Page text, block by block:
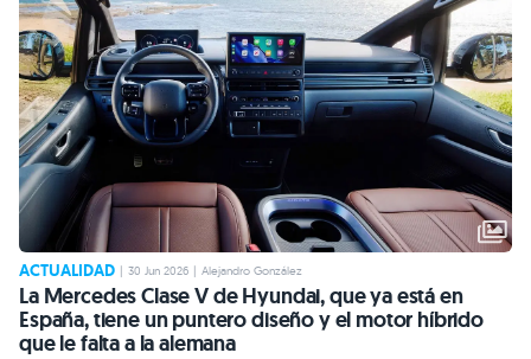
ACTUALIDAD | 30 Jun 2026 | Alejandro González
La Mercedes Clase V de Hyundai, que ya está en
España, tiene un puntero diseño y el motor híbrido
que le falta a la alemana